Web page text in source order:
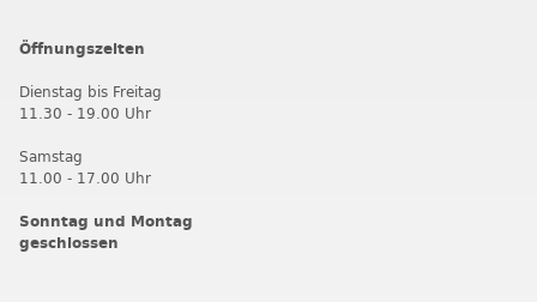
Öffnungszeiten
Dienstag bis Freitag
11.30 - 19.00 Uhr
Samstag
11.00 - 17.00 Uhr
Sonntag und Montag
geschlossen